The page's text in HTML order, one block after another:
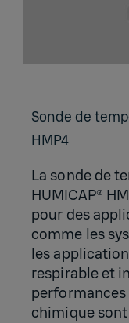
Sonde de
HMP4
La sonde de
HUMICAP®
pour des
comme les
les
respirable et
chimique